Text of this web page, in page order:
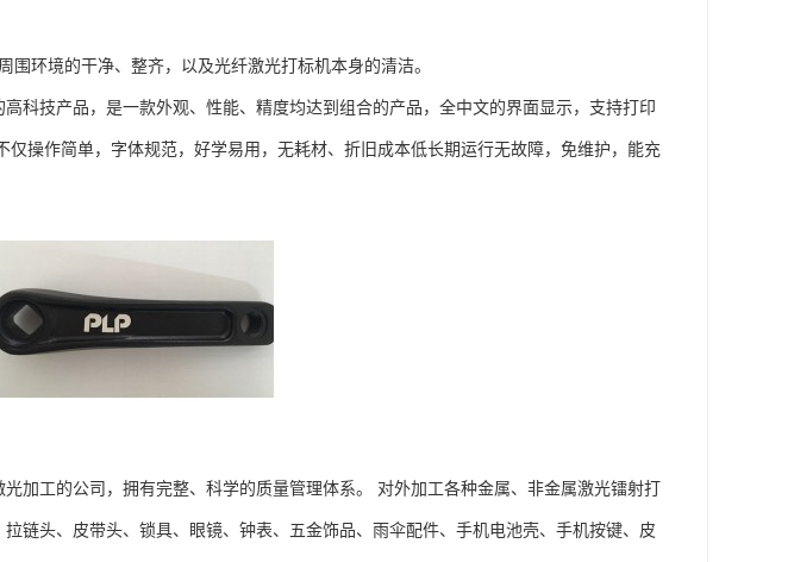
环境的干净、整齐，以及光纤激光打标机本身的清洁。
科技产品，是一款外观、性能、精度均达到组合的产品，全中文的界面显示，支持打印
仅操作简单，字体规范，好学易用，无耗材、折旧成本低长期运行无故障，免维护，能充
加工的公司，拥有完整、科学的质量管理体系。 对外加工各种金属、非金属激光镭射打
链头、皮带头、锁具、眼镜、钟表、五金饰品、雨伞配件、手机电池壳、手机按键、皮